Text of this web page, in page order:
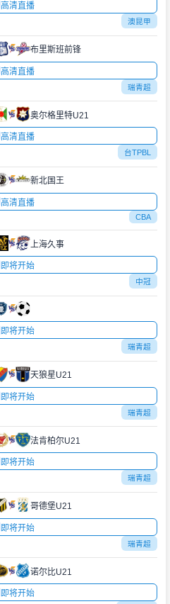
高清直播
澳昆甲
布里斯班前锋
高清直播
瑞青超
奥尔格里特U21
高清直播
台TPBL
新北国王
高清直播
CBA
上海久事
即将开始
中冠
即将开始
瑞青超
天狼星U21
即将开始
瑞青超
法肯柏尔U21
即将开始
瑞青超
哥德堡U21
即将开始
瑞青超
诺尔比U21
即将开始